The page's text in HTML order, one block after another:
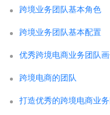
跨境业务团队基本角色
跨境业务团队基本配置
优秀跨境电商业务团队
跨境电商的团队
打造优秀的跨境电商业